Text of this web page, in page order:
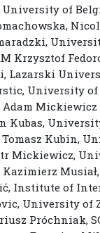
of
Krzysztof
Lazarski
University of
Adam
Kubas,
Tomasz Kubin,
Mickiewicz,
Kazimierz
Institute of
University of
Próchniak,